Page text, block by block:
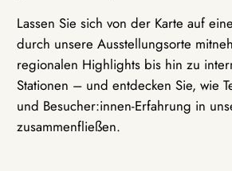
Lassen Sie sich von der Karte auf
durch unsere Ausstellungsorte
regionalen Highlights bis hin zu
Stationen – und entdecken Sie, wie
und Besucher:innen-Erfahrung in
zusammenfließen.